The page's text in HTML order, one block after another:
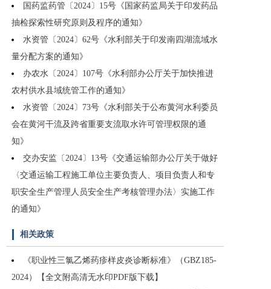
国药监药管〔2024〕15号《国家药监局关于印发药品
抽检探索性研究原则及程序的通知》
水资管〔2024〕62号《水利部关于印发南四湖流域水
量分配方案的通知》
办农水〔2024〕107号《水利部办公厅关于加快推进
农村供水县域统管工作的通知》
水资管〔2024〕73号《水利部关于公布黄河水利委员
会在黄河干流及跨省重要支流取水许可管理权限的通
知》
交办安监〔2024〕13号《交通运输部办公厅关于做好
〈交通运输工程施工单位主要负责人、项目负责人和专
职安全生产管理人员安全生产考核管理办法〉实施工作
的通知》
相关政策
《职业性三氯乙烯药疹样皮炎诊断标准》（GBZ185-
2024）【全文附高清无水印PDF版下载】